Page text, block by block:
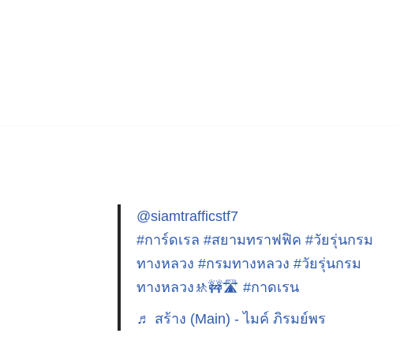
@siamtrafficstf7
#การ์ดเรล #สยามทราฟฟิค #วัยรุ่นกรม
ทางหลวง #กรมทางหลวง #วัยรุ่นกรม
ทางหลวง🚸🚧🛣️ #กาดเรน
♬ สร้าง (Main) - ไมค์ ภิรมย์พร